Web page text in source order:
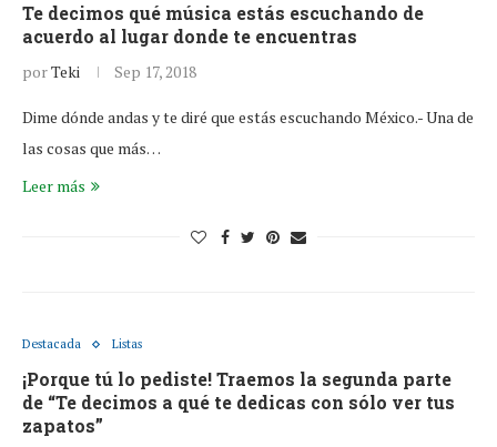
Te decimos qué música estás escuchando de
acuerdo al lugar donde te encuentras
porTeki Sep 17, 2018
Dime dónde andas y te diré que estás escuchando México.- Una de
las cosas que más…
Leer más
Destacada Listas
¡Porque tú lo pediste! Traemos la segunda parte
de “Te decimos a qué te dedicas con sólo ver tus
zapatos”